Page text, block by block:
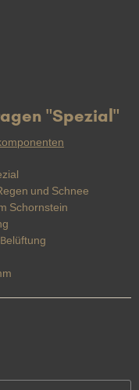
"Spezial"
und Schnee
Schornstein